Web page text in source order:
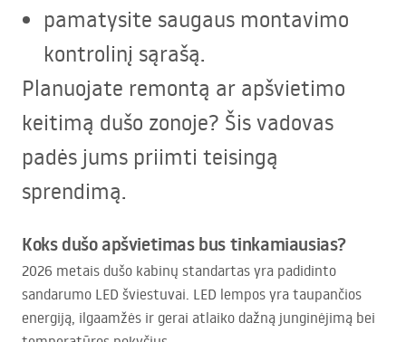
pamatysite saugaus montavimo
kontrolinį sąrašą.
Planuojate remontą ar apšvietimo
keitimą dušo zonoje? Šis vadovas
padės jums priimti teisingą
sprendimą.
Koks dušo apšvietimas bus tinkamiausias?
2026 metais dušo kabinų standartas yra padidinto
sandarumo LED šviestuvai. LED lempos yra taupančios
energiją, ilgaamžės ir gerai atlaiko dažną junginėjimą bei